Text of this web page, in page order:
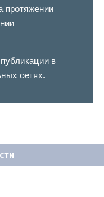
протяжении
в
сетях.